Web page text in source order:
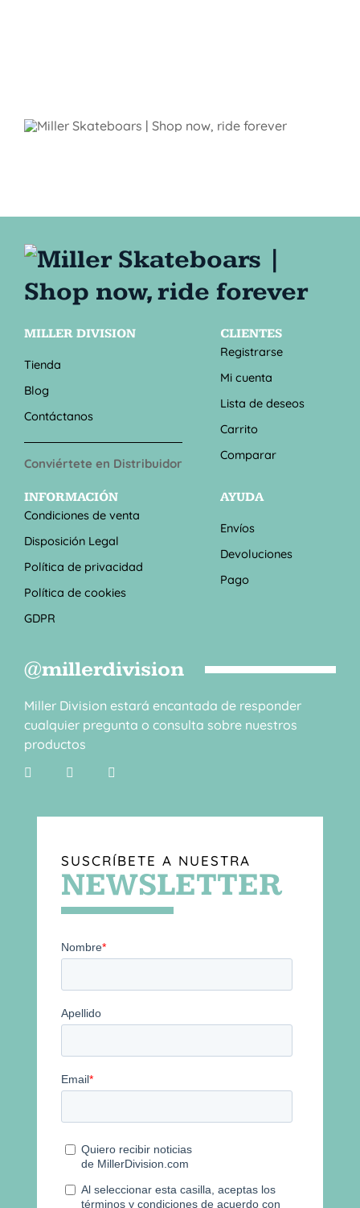
MILLER DIVISION
Tienda
Blog
Contáctanos
Conviértete en Distribuidor
CLIENTES
Registrarse
Mi cuenta
Lista de deseos
Carrito
Comparar
INFORMACIÓN
Condiciones de venta
Disposición Legal
Política de privacidad
Política de cookies
GDPR
AYUDA
Envíos
Devoluciones
Pago
@millerdivision
Miller Division estará encantada de responder
cualquier pregunta o consulta sobre nuestros
productos
SUSCRÍBETE A NUESTRA
NEWSLETTER